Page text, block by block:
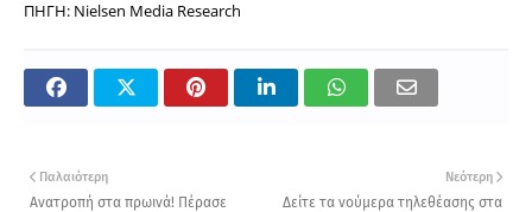
ΠΗΓΗ: Nielsen Media Research
Νεότερη
Δείτε τα νούμερα τηλεθέασης στα
Παλαιότερη
Ανατροπή στα πρωινά! Πέρασε